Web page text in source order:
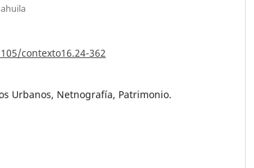
contexto16.24-362
Urbanos, Netnografía, Patrimonio.